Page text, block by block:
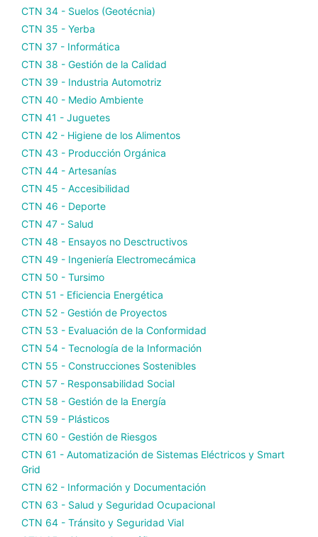
CTN 34 - Suelos (Geotécnia)
CTN 35 - Yerba
CTN 37 - Informática
CTN 38 - Gestión de la Calidad
CTN 39 - Industria Automotriz
CTN 40 - Medio Ambiente
CTN 41 - Juguetes
CTN 42 - Higiene de los Alimentos
CTN 43 - Producción Orgánica
CTN 44 - Artesanías
CTN 45 - Accesibilidad
CTN 46 - Deporte
CTN 47 - Salud
CTN 48 - Ensayos no Desctructivos
CTN 49 - Ingeniería Electromecámica
CTN 50 - Tursimo
CTN 51 - Eficiencia Energética
CTN 52 - Gestión de Proyectos
CTN 53 - Evaluación de la Conformidad
CTN 54 - Tecnología de la Información
CTN 55 - Construcciones Sostenibles
CTN 57 - Responsabilidad Social
CTN 58 - Gestión de la Energía
CTN 59 - Plásticos
CTN 60 - Gestión de Riesgos
CTN 61 - Automatización de Sistemas Eléctricos y Smart
Grid
CTN 62 - Información y Documentación
CTN 63 - Salud y Seguridad Ocupacional
CTN 64 - Tránsito y Seguridad Vial